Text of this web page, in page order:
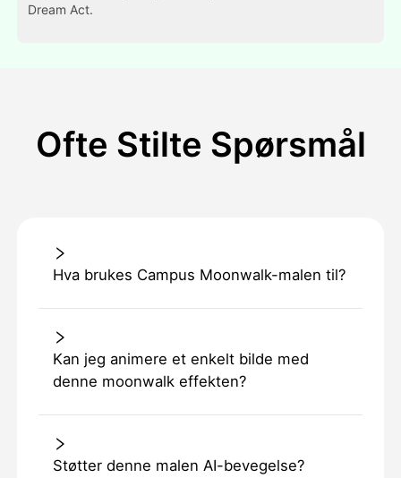
Dream Act.
Ofte Stilte Spørsmål
Hva brukes Campus Moonwalk-malen til?
Kan jeg animere et enkelt bilde med
denne moonwalk effekten?
Støtter denne malen AI-bevegelse?